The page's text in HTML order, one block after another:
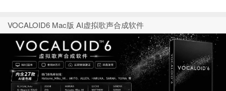
VOCALOID6 Mac版 AI虚拟歌声合成软件